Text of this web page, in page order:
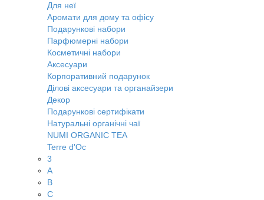
Для неї
Аромати для дому та офісу
Подарункові набори
Парфюмерні набори
Косметичні набори
Аксесуари
Корпоративний подарунок
Ділові аксесуари та органайзери
Декор
Подарункові сертифікати
Натуральні органічні чаї
NUMI ORGANIC TEA
Terre d'Oc
3
A
B
C